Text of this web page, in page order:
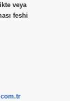
veya
feshi